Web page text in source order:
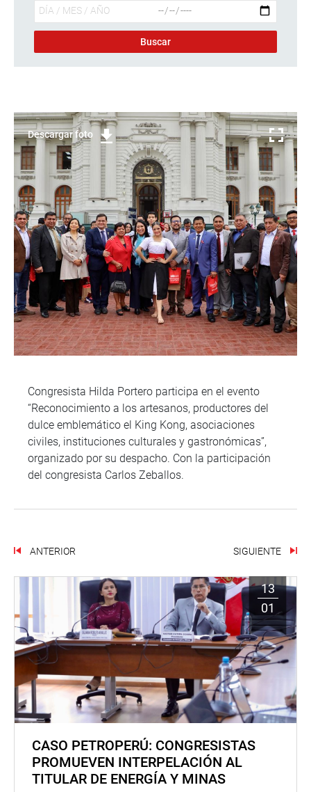
Descargar foto
Congresista Hilda Portero participa en el evento
“Reconocimiento a los artesanos, productores del
dulce emblemático el King Kong, asociaciones
civiles, instituciones culturales y gastronómicas”,
organizado por su despacho. Con la participación
del congresista Carlos Zeballos.
ANTERIOR SIGUIENTE
13
01
CASO PETROPERÚ: CONGRESISTAS
PROMUEVEN INTERPELACIÓN AL
TITULAR DE ENERGÍA Y MINAS